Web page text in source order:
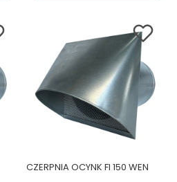
CZERPNIA OCYNK FI 150 WEN